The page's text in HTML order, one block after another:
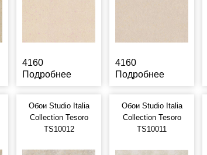
4160
Подробнее
4160
Подробнее
Обои Studio Italia
Collection Tesoro
TS10012
Обои Studio Italia
Collection Tesoro
TS10011